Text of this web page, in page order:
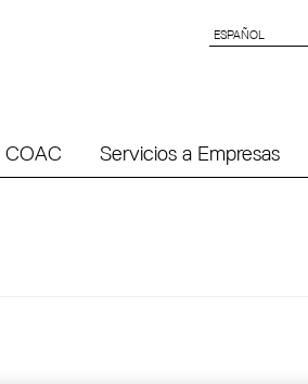
ESPAÑOL
ESPAÑOL
COAC Servicios a Empresas